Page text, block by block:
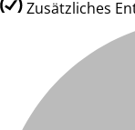
Zusätzliches